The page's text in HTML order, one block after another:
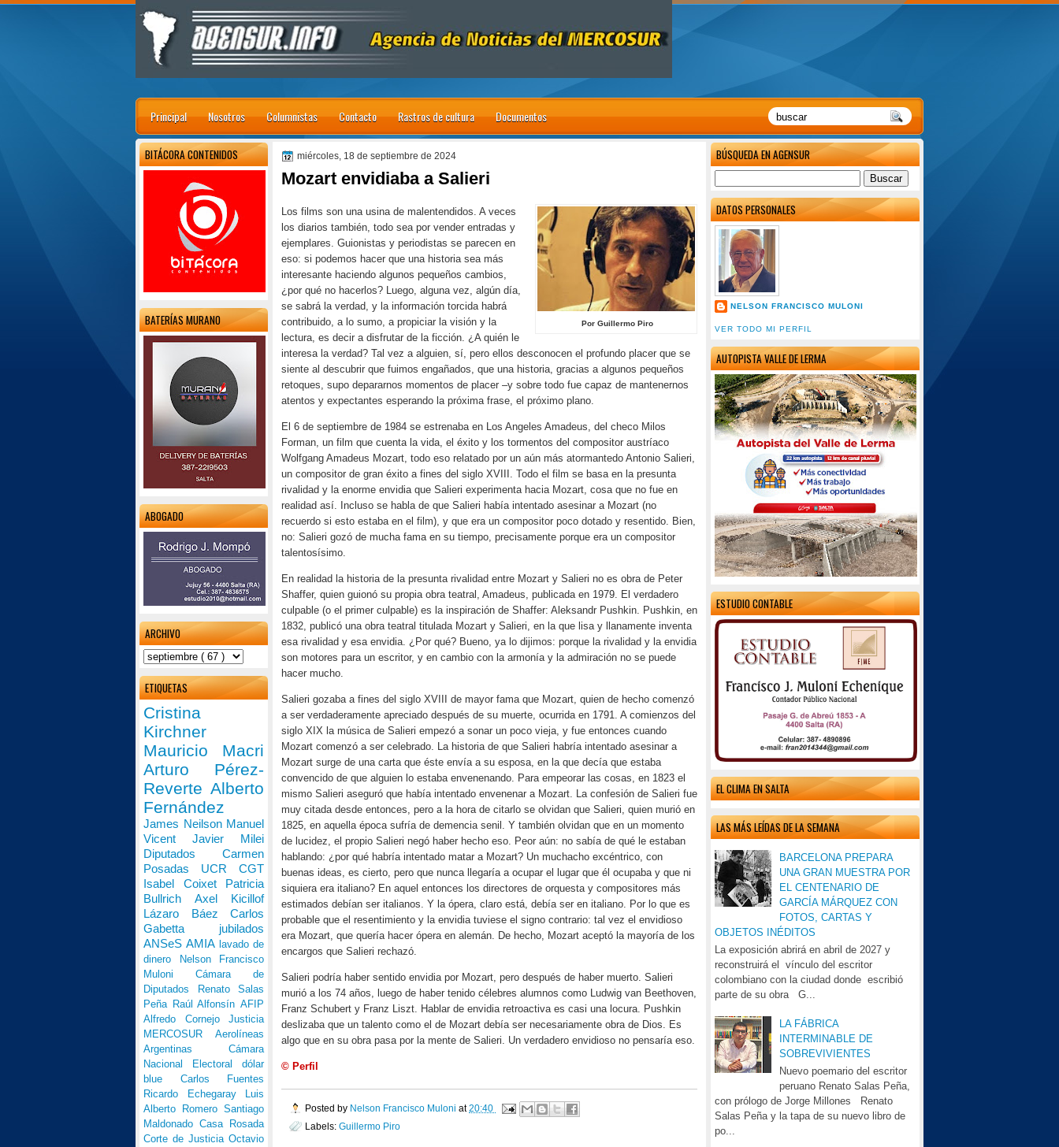
Principal Nosotros Columnistas Contacto Rastros de cultura Documentos
BÚSQUEDA EN AGENSUR
DATOS PERSONALES
NELSON FRANCISCO MULONI
VER TODO MI PERFIL
AUTOPISTA VALLE DE LERMA
ESTUDIO CONTABLE
EL CLIMA EN SALTA
LAS MÁS LEÍDAS DE LA SEMANA
BARCELONA PREPARA
UNA GRAN MUESTRA POR
EL CENTENARIO DE
GARCÍA MÁRQUEZ CON
FOTOS, CARTAS Y
OBJETOS INÉDITOS
La exposición abrirá en abril de 2027 y
reconstruirá el vínculo del escritor
colombiano con la ciudad donde escribió
parte de su obra G...
LA FÁBRICA
INTERMINABLE DE
SOBREVIVIENTES
Nuevo poemario del escritor
peruano Renato Salas Peña,
con prólogo de Jorge Millones Renato
Salas Peña y la tapa de su nuevo libro de
po...
miércoles, 18 de septiembre de 2024
Mozart envidiaba a Salieri
Por Guillermo Piro
Los films son una usina de malentendidos. A veces
los diarios también, todo sea por vender entradas y
ejemplares. Guionistas y periodistas se parecen en
eso: si podemos hacer que una historia sea más
interesante haciendo algunos pequeños cambios,
¿por qué no hacerlos? Luego, alguna vez, algún día,
se sabrá la verdad, y la información torcida habrá
contribuido, a lo sumo, a propiciar la visión y la
lectura, es decir a disfrutar de la ficción. ¿A quién le
interesa la verdad? Tal vez a alguien, sí, pero ellos desconocen el profundo placer que se
siente al descubrir que fuimos engañados, que una historia, gracias a algunos pequeños
retoques, supo depararnos momentos de placer –y sobre todo fue capaz de mantenernos
atentos y expectantes esperando la próxima frase, el próximo plano.
El 6 de septiembre de 1984 se estrenaba en Los Angeles Amadeus, del checo Milos
Forman, un film que cuenta la vida, el éxito y los tormentos del compositor austríaco
Wolfgang Amadeus Mozart, todo eso relatado por un aún más atormantedo Antonio Salieri,
un compositor de gran éxito a fines del siglo XVIII. Todo el film se basa en la presunta
rivalidad y la enorme envidia que Salieri experimenta hacia Mozart, cosa que no fue en
realidad así. Incluso se habla de que Salieri había intentado asesinar a Mozart (no
recuerdo si esto estaba en el film), y que era un compositor poco dotado y resentido. Bien,
no: Salieri gozó de mucha fama en su tiempo, precisamente porque era un compositor
talentosísimo.
En realidad la historia de la presunta rivalidad entre Mozart y Salieri no es obra de Peter
Shaffer, quien guionó su propia obra teatral, Amadeus, publicada en 1979. El verdadero
culpable (o el primer culpable) es la inspiración de Shaffer: Aleksandr Pushkin. Pushkin, en
1832, publicó una obra teatral titulada Mozart y Salieri, en la que lisa y llanamente inventa
esa rivalidad y esa envidia. ¿Por qué? Bueno, ya lo dijimos: porque la rivalidad y la envidia
son motores para un escritor, y en cambio con la armonía y la admiración no se puede
hacer mucho.
Salieri gozaba a fines del siglo XVIII de mayor fama que Mozart, quien de hecho comenzó
a ser verdaderamente apreciado después de su muerte, ocurrida en 1791. A comienzos del
siglo XIX la música de Salieri empezó a sonar un poco vieja, y fue entonces cuando
Mozart comenzó a ser celebrado. La historia de que Salieri habría intentado asesinar a
Mozart surge de una carta que éste envía a su esposa, en la que decía que estaba
convencido de que alguien lo estaba envenenando. Para empeorar las cosas, en 1823 el
mismo Salieri aseguró que había intentado envenenar a Mozart. La confesión de Salieri fue
muy citada desde entonces, pero a la hora de citarlo se olvidan que Salieri, quien murió en
1825, en aquella época sufría de demencia senil. Y también olvidan que en un momento
de lucidez, el propio Salieri negó haber hecho eso. Peor aún: no sabía de qué le estaban
hablando: ¿por qué habría intentado matar a Mozart? Un muchacho excéntrico, con
buenas ideas, es cierto, pero que nunca llegaría a ocupar el lugar que él ocupaba y que ni
siquiera era italiano? En aquel entonces los directores de orquesta y compositores más
estimados debían ser italianos. Y la ópera, claro está, debía ser en italiano. Por lo que es
probable que el resentimiento y la envidia tuviese el signo contrario: tal vez el envidioso
era Mozart, que quería hacer ópera en alemán. De hecho, Mozart aceptó la mayoría de los
encargos que Salieri rechazó.
Salieri podría haber sentido envidia por Mozart, pero después de haber muerto. Salieri
murió a los 74 años, luego de haber tenido célebres alumnos como Ludwig van Beethoven,
Franz Schubert y Franz Liszt. Hablar de envidia retroactiva es casi una locura. Pushkin
deslizaba que un talento como el de Mozart debía ser necesariamente obra de Dios. Es
algo que en su obra pasa por la mente de Salieri. Un verdadero envidioso no pensaría eso.
© Perfil
Posted by Nelson Francisco Muloni at20:40
Labels: Guillermo Piro
BITÁCORA CONTENIDOS
BATERÍAS MURANO
ABOGADO
ARCHIVO
ETIQUETAS
Cristina
Kirchner
Mauricio Macri
Arturo Pérez-
Reverte Alberto
Fernández
James Neilson Manuel
Vicent Javier Milei
Diputados Carmen
Posadas UCR CGT
Isabel Coixet Patricia
Bullrich Axel Kicillof
Lázaro Báez Carlos
Gabetta jubilados
ANSeSAMIA lavado de
dinero
Nelson Francisco
Muloni Cámara de
Diputados
Renato Salas
Peña Raúl AlfonsínAFIP
Alfredo Cornejo Justicia
MERCOSUR Aerolíneas
Argentinas Cámara
Nacional Electoral dólar
blue Carlos Fuentes
Ricardo Echegaray
Luis
Alberto Romero Santiago
Maldonado Casa Rosada
Corte de Justicia Octavio